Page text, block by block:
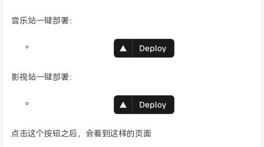
音乐站一键部署：
影视站一键部署：
点击这个按钮之后，会看到这样的页面